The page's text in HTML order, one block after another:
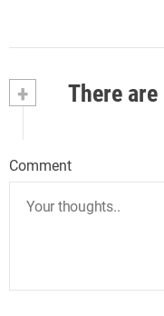
+ There
Comment